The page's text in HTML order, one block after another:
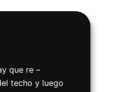
que re –
techo y luego